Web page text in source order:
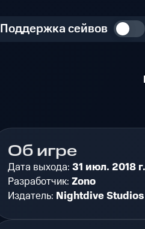
Поддержка сейвов
Об игре
Дата выхода: 31 июл. 2018 г.
Разработчик: Zono
Издатель: Nightdive Studios